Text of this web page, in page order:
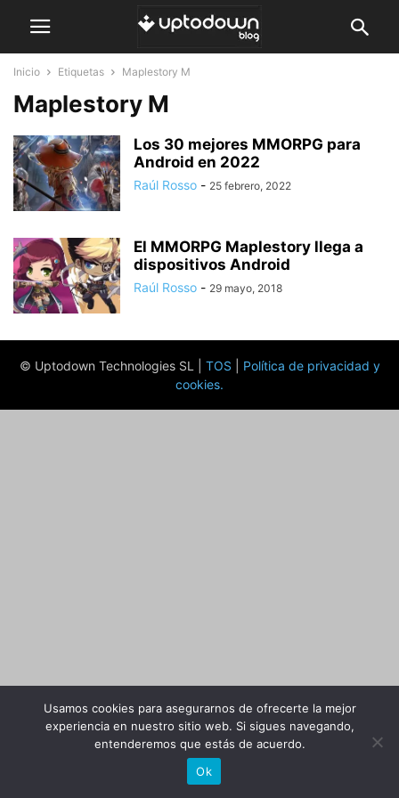
Inicio Etiquetas Maplestory M
Maplestory M
Los 30 mejores MMORPG para
Android en 2022
Raúl Rosso - 25 febrero, 2022
El MMORPG Maplestory llega a
dispositivos Android
Raúl Rosso - 29 mayo, 2018
© Uptodown Technologies SL | TOS
Política de privacidad y
cookies.
Usamos cookies para asegurarnos de ofrecerte la mejor
experiencia en nuestro sitio web. Si sigues navegando,
entenderemos que estás de acuerdo.
Ok